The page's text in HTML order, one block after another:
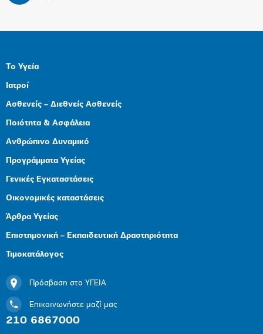
Το Υγεία
Ιατροί
Ασθενείς – Διεθνείς Ασθενείς
Ποιότητα & Ασφάλεια
Ανθρώπινο Δυναμικό
Προγράμματα Υγείας
Γενικές Εγκαταστάσεις
Οικονομικές καταστάσεις
Άρθρα Υγείας
Επιστημονική – Εκπαιδευτική Δραστηριότητα
Τιμοκατάλογος
Πρόσβαση στο ΥΓΕΙΑ
Επικοινωνήστε μαζί μας
210 6867000